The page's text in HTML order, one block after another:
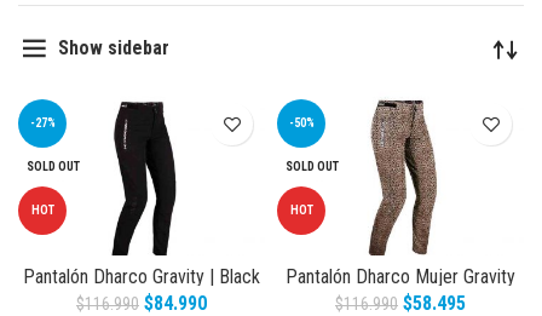
Show sidebar
-27%
SOLD OUT
HOT
Pantalón Dharco Gravity | Black
Mujer
$116.990 $84.990
-50%
SOLD OUT
HOT
Pantalón Dharco Mujer Gravity
Pants | Leopard
$116.990 $58.495